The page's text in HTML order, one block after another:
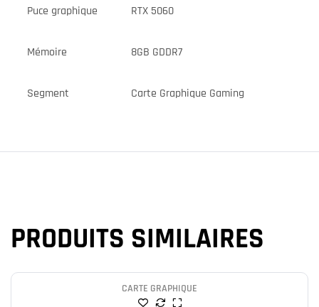
Puce graphique RTX 5060
Mémoire 8GB GDDR7
Segment Carte Graphique Gaming
PRODUITS SIMILAIRES
CARTE GRAPHIQUE